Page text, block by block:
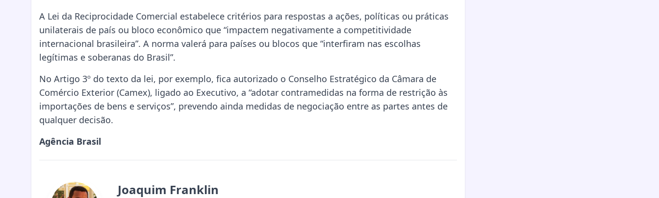
A Lei da Reciprocidade Comercial estabelece critérios para respostas a ações, políticas ou práticas
unilaterais de país ou bloco econômico que “impactem negativamente a competitividade
internacional brasileira”. A norma valerá para países ou blocos que “interfiram nas escolhas
legítimas e soberanas do Brasil”.
No Artigo 3º do texto da lei, por exemplo, fica autorizado o Conselho Estratégico da Câmara de
Comércio Exterior (Camex), ligado ao Executivo, a “adotar contramedidas na forma de restrição às
importações de bens e serviços”, prevendo ainda medidas de negociação entre as partes antes de
qualquer decisão.
Agência Brasil
Joaquim Franklin